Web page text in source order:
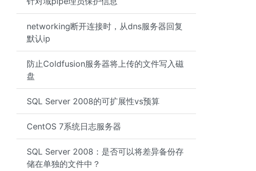
networking断开连接时，从dns服务器回复
默认ip
防止Coldfusion服务器将上传的文件写入磁
盘
SQL Server 2008的可扩展性vs预算
CentOS 7系统日志服务器
SQL Server 2008：是否可以将差异备份存
储在单独的文件中？